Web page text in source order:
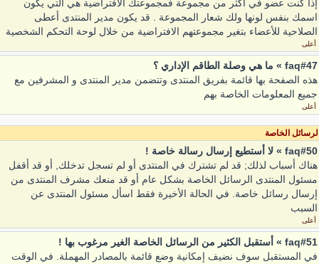
إذا كنت عضو في أكثر من مجموعة فمجموعتك الافتراضية هي التي يكون
اسمك بنفس لونها ولك شعار المجموعة . قد يكون مدير المنتدى أعطى
الصلاحية للأعضاء بتغير مجموعتهم الافتراضية من خلال لوحة التحكم الشخصية
أعلى
faq#47 » ما هي وصلة الطاقم الإداري ؟
هذه الصفحة بها قائمة بفريق المنتدى وتتضمن مدير المنتدى و المشرفين مع
جميع المعلومات الخاصة بهم
أعلى
الخاصة
faq#50 » لا أستطيع إرسال رسالة خاصة !
هناك أسباب لذلك; قد لم تشترك في المنتدى أو لم تسجل تدخلك, أو قد أقفل
مسئول المنتدى الرسائل الخاصة بشكل عام أو قد منعك مشرف المنتدى من
إرسال رسائل خاصة. في الحالة الأخيرة فقط اسأل مسئول المنتدى عن
السبب
أعلى
faq#51 » أستقبل الكثير من الرسائل الخاصة الغير مرغوب بها !
في المستقبل سوف نضيف إمكانية وضع قائمة بالمصادر المهملة. في الوقت